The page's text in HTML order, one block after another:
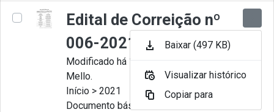
Edital de Correição nº
006-2021
Modificado há 11 Meses por Artur
Mello.
Início > 2021
Documento básico
Baixar (497 KB)
Visualizar histórico
Copiar para